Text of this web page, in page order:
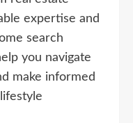
expertise and
search
you navigate
make informed